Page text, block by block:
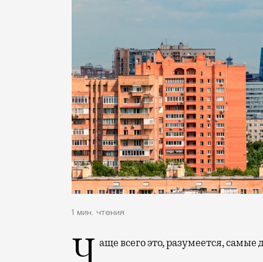
1 мин. чтения
Чаще всего это, разумеется,